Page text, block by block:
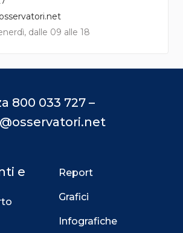
dalle 09 alle 18
800 033 727 –
e
Report
Grafici
Infografiche